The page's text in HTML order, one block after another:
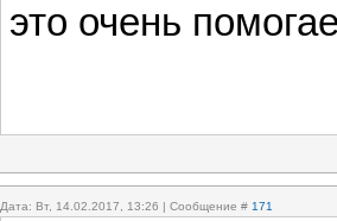
это очень
Дата: Вт, 14.02.2017, 13:26 | Сообщение # 171